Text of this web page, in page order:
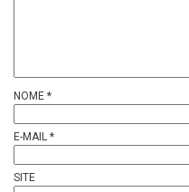
NOME *
E-MAIL *
SITE